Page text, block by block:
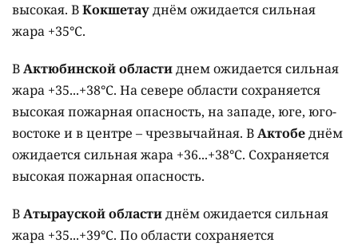
высокая. ВКокшетауднём ожидается сильная
жара +35°C.
ВАктюбинской областиднем ожидается сильная
жара +35...+38°C. На севере области сохраняется
высокая пожарная опасность, на западе, юге, юго-
востоке и в центре – чрезвычайная. ВАктобеднём
ожидается сильная жара +36...+38°C. Сохраняется
высокая пожарная опасность.
ВАтырауской областиднём ожидается сильная
жара +35...+39°C. По области сохраняется